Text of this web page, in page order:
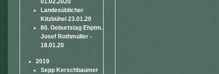
01.02.2020
Landesüblicher
Kitzbühel 23.01.20
80. Geburtstag Ehptm.
Josef Rothmüller -
18.01.20
2019
Sepp Kerschbaumer